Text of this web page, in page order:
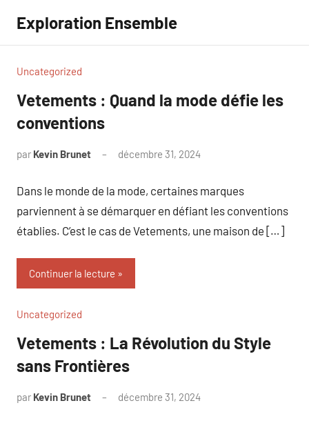
contenu
Exploration Ensemble
Uncategorized
Vetements : Quand la mode défie les
conventions
par Kevin Brunet décembre 31, 2024
Dans le monde de la mode, certaines marques
parviennent à se démarquer en défiant les conventions
établies. C’est le cas de Vetements, une maison de […]
Continuer la lecture
Uncategorized
Vetements : La Révolution du Style
sans Frontières
par Kevin Brunet décembre 31, 2024